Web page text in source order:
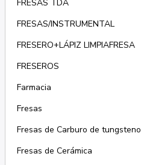
FRESAS TDA
FRESAS/INSTRUMENTAL
FRESERO+LÁPIZ LIMPIAFRESA
FRESEROS
Farmacia
Fresas
Fresas de Carburo de tungsteno
Fresas de Cerámica